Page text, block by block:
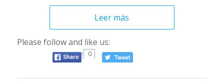
Leer más
Please follow and like us:
0